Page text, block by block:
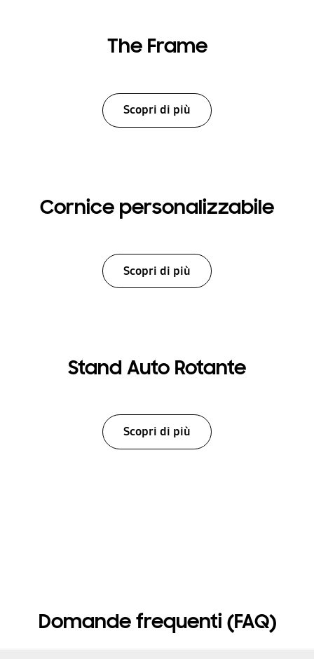
The Frame
Scopri di più
Cornice personalizzabile
Scopri di più
Stand Auto Rotante
Scopri di più
Domande frequenti (FAQ)